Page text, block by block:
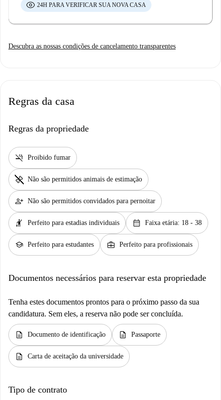
24H PARA VERIFICAR SUA NOVA CASA
Descubra as nossas condições de cancelamento transparentes
Regras da casa
Regras da propriedade
smoke_free Proibido fumar
pet_supplies Não são permitidos animais de estimação
person_add Não são permitidos convidados para pernoitar
hail Perfeito para estadias individuais calendar_month Faixa etária: 18 - 38
school Perfeito para estudantes business_center Perfeito para profissionais
Documentos necessários para reservar esta propriedade
Tenha estes documentos prontos para o próximo passo da sua
candidatura. Sem eles, a reserva não pode ser concluída.
description Documento de identificação description Passaporte
description Carta de aceitação da universidade
Tipo de contrato